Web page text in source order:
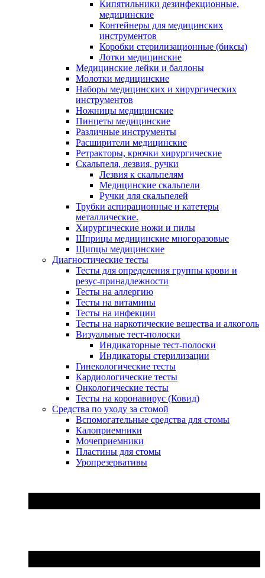
Кипятильники дезинфекционные,
медицинские
Контейнеры для медицинских
инструментов
Коробки стерилизационные (биксы)
Лотки медицинские
Медицинские лейки и баллоны
Молотки медицинские
Наборы медицинских и хирургических
инструментов
Ножницы медицинские
Пинцеты медицинские
Различные инструменты
Расширители медицинские
Ретракторы, крючки хирургические
Скальпеля, лезвия, ручки
Лезвия к скальпелям
Медицинские скальпели
Ручки для скальпелей
Трубки аспирационные и катетеры
металлические.
Хирургические ножи и пилы
Шприцы медицинские многоразовые
Щипцы медицинские
Диагностические тесты
Тесты для определения группы крови и
резус-принадлежности
Тесты на аллергию
Тесты на витамины
Тесты на инфекции
Тесты на наркотические вещества и алкоголь
Визуальные тест-полоски
Индикаторные тест-полоски
Индикаторы стерилизации
Гинекологические тесты
Кардиологические тесты
Онкологические тесты
Тесты на коронавирус (Ковид)
Средства по уходу за стомой
Вспомогательные средства для стомы
Калоприемники
Мочеприемники
Пластины для стомы
Уропрезервативы